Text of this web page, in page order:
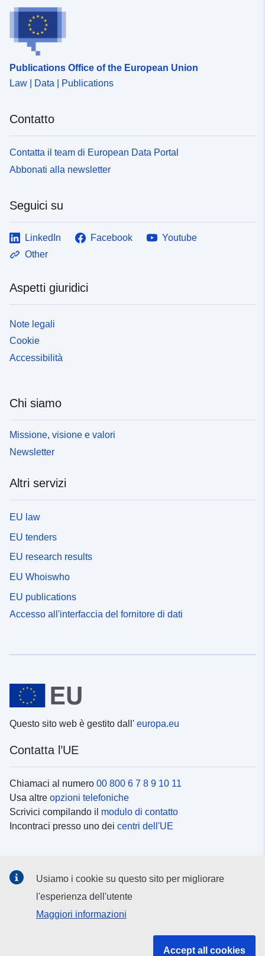
Publications Office of the European Union
Law | Data | Publications
Contatto
Contatta il team di European Data Portal
Abbonati alla newsletter
Seguici su
LinkedIn Facebook
Youtube
Other
Aspetti giuridici
Note legali
Cookie
Accessibilità
Chi siamo
Missione, visione e valori
Newsletter
Altri servizi
EU law
EU tenders
EU research results
EU Whoiswho
EU publications
Accesso all'interfaccia del fornitore di dati
Questo sito web è gestito dall' europa.eu
Contatta l’UE
Chiamaci al numero 00 800 6 7 8 9 10 11
Usa altre opzioni telefoniche
Scrivici compilando il modulo di contatto
Incontraci presso uno dei centri dell'UE
Cerca icanali social
Usiamo i cookie su questo sito per migliorare
l'esperienza dell'utente
Maggiori informazioni
Accept all cookies